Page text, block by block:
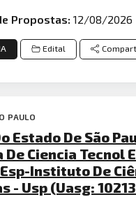
Propostas:12/08/2026
Edital
PAULO
Estado De São
Ciencia Tecnol E
Instituto De
- Usp (Uasg: